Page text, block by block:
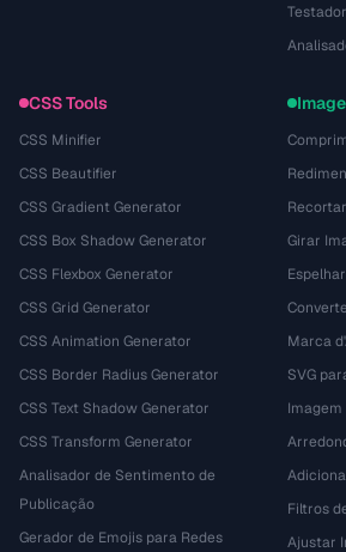
CSS Tools
CSS Minifier
CSS Beautifier
CSS Gradient Generator
CSS Box Shadow Generator
CSS Flexbox Generator
CSS Grid Generator
CSS Animation Generator
CSS Border Radius Generator
CSS Text Shadow Generator
CSS Transform Generator
Analisador de Sentimento de
Publicação
Gerador de Emojis para Redes
Girar
Marca
SVG
Filtros
Ajustar